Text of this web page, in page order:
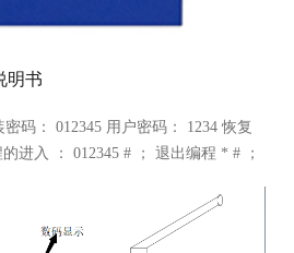
明书
码： 012345 用户密码： 1234 恢复
进入 ： 012345 # ； 退出编程 * # ；